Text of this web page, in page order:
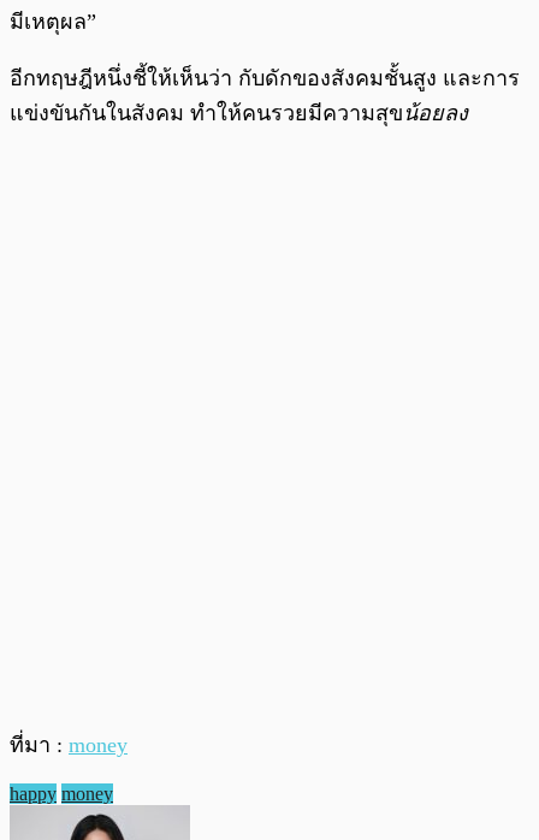
มีเหตุผล”
อีกทฤษฎีหนึ่งชี้ให้เห็นว่า กับดักของสังคมชั้นสูง และการ
แข่งขันกันในสังคม ทำให้คนรวยมีความสุข น้อยลง
ที่มา : money
happy money